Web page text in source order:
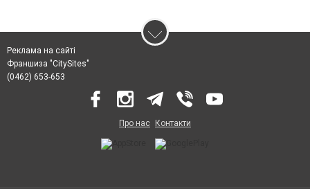
Реклама на сайті
Франшиза "CitySites"
(0462) 653-653
Про нас Контакти